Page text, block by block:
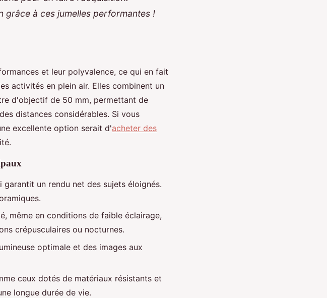
grâce à ces jumelles performantes !
et leur polyvalence, ce qui en fait
activités en plein air. Elles combinent un
d'objectif de 50 mm, permettant de
distances considérables. Si vous
excellente option serait d'acheter des
un rendu net des sujets éloignés.
même en conditions de faible éclairage,
crépusculaires ou nocturnes.
optimale et des images aux
ceux dotés de matériaux résistants et
longue durée de vie.